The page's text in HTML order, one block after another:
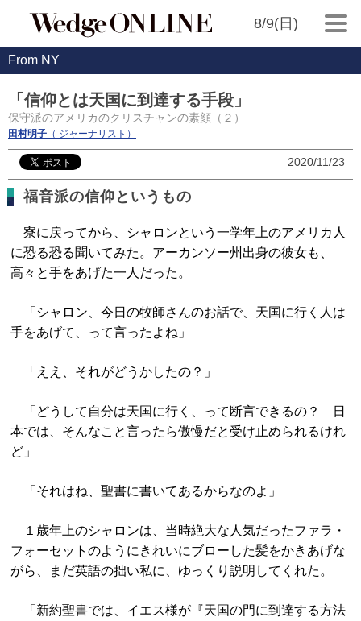
8/9(日)
From NY
「信仰とは天国に到達する手段」
保守派のアメリカのクリスチャンの素顔（２）
田村明子 （ ジャーナリスト）
2020/11/23
福音派の信仰というもの
寮に戻ってから、シャロンという一学年上のアメリカ人
に恐る恐る聞いてみた。アーカンソー州出身の彼女も、
高々と手をあげた一人だった。
「シャロン、今日の牧師さんのお話で、天国に行く人は
手をあげて、って言ったよね」
「ええ、それがどうかしたの？」
「どうして自分は天国に行く、って断言できるの？ 日
本では、そんなこと言ったら傲慢だと受け止められるけれ
ど」
「それはね、聖書に書いてあるからなのよ」
１歳年上のシャロンは、当時絶大な人気だったファラ・
フォーセットのようにきれいにブローした髪をかきあげな
がら、まだ英語の拙い私に、ゆっくり説明してくれた。
「新約聖書では、イエス様が『天国の門に到達する方法